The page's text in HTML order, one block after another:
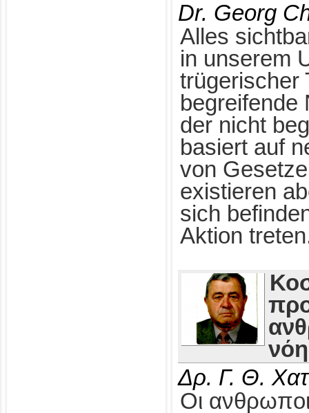
Dr. Georg
Alles
in unserem
trügerischer
begreifende
der nicht
basiert auf
von
existieren
sich
Aktion
Δρ. Γ. Θ.
Οι